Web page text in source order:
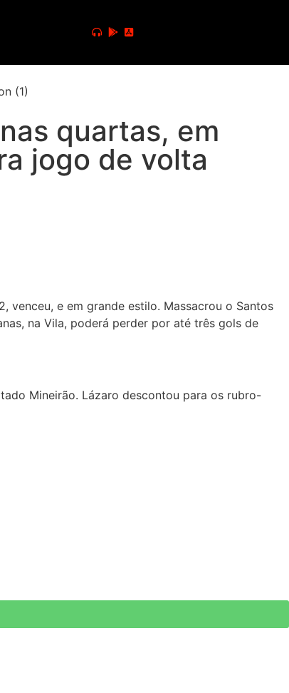
quartas, em
jogo de volta
venceu, e em grande estilo. Massacrou o Santos
na Vila, poderá perder por até três gols de
Mineirão. Lázaro descontou para os rubro-